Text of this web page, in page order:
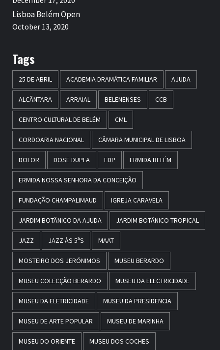
Lisboa Belém Open
October 13, 2020
Tags
25 DE ABRIL ACADEMIA DRAMÁTICA FAMILIAR AJUDA
ALCÂNTARA ARRAIAL BELENENSES CCB
CENTRO CULTURAL DE BELÉM CML
CORDOARIA NACIONAL CÂMARA MUNICIPAL DE LISBOA
DOLOR DOSE DUPLA EDP ERMIDA BELÉM
ERMIDA NOSSA SENHORA DA CONCEIÇÃO
FUNDAÇÃO CHAMPALIMAUD IGREJA CARAVELA
JARDIM BOTÂNICO DA AJUDA JARDIM BOTÂNICO TROPICAL
JAZZ JAZZ ÀS 5ªS MAAT
MOSTEIRO DOS JERÓNIMOS MUSEU BERARDO
MUSEU COLECÇÃO BERARDO MUSEU DA ELECTRICIDADE
MUSEU DA ELETRICIDADE MUSEU DA PRESIDENCIA
MUSEU DE ARTE POPULAR MUSEU DE MARINHA
MUSEU DO ORIENTE MUSEU DOS COCHES